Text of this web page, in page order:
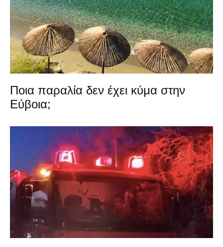
Ποια παραλία δεν έχει κύμα στην
Εύβοια;